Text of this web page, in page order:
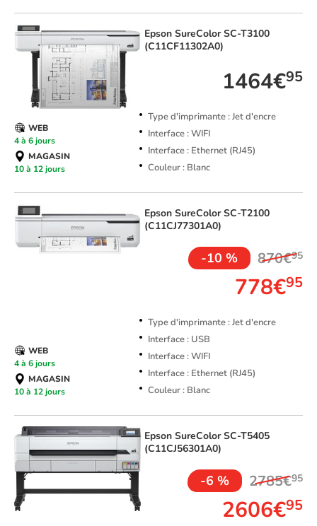
Epson SureColor SC-T3100
(C11CF11302A0)
1464€95
Type d'imprimante : Jet d'encre
Interface : WIFI
Interface : Ethernet (RJ45)
Couleur : Blanc
WEB
4 à 6 jours
MAGASIN
10 à 12 jours
Epson SureColor SC-T2100
(C11CJ77301A0)
-10 % 870€95
778€95
Type d'imprimante : Jet d'encre
Interface : USB
Interface : WIFI
Interface : Ethernet (RJ45)
Couleur : Blanc
WEB
4 à 6 jours
MAGASIN
10 à 12 jours
Epson SureColor SC-T5405
(C11CJ56301A0)
-6 % 2785€95
2606€95